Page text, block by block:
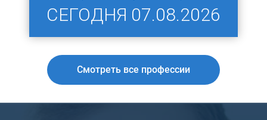
СЕГОДНЯ 07.08.2026
Смотреть все профессии